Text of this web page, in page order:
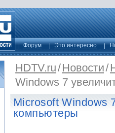
Форум Это интересно
HDTV.ru/Новости/
Windows 7
Microsoft Windows
компьютеры